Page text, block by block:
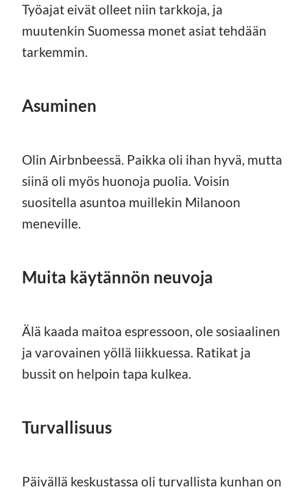
Työajat eivät olleet niin tarkkoja, ja
muutenkin Suomessa monet asiat tehdään
tarkemmin.
Asuminen
Olin Airbnbeessä. Paikka oli ihan hyvä, mutta
siinä oli myös huonoja puolia. Voisin
suositella asuntoa muillekin Milanoon
meneville.
Muita käytännön neuvoja
Älä kaada maitoa espressoon, ole sosiaalinen
ja varovainen yöllä liikkuessa. Ratikat ja
bussit on helpoin tapa kulkea.
Turvallisuus
Päivällä keskustassa oli turvallista kunhan on